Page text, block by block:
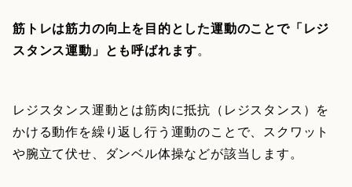
筋トレは筋力の向上を目的とした運動のことで「レジ
スタンス運動」とも呼ばれます。
レジスタンス運動とは筋肉に抵抗（レジスタンス）を
かける動作を繰り返し行う運動のことで、スクワット
や腕立て伏せ、ダンベル体操などが該当します。